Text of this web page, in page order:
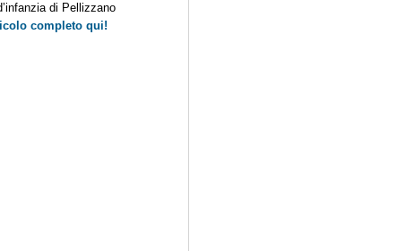
di Pellizzano
completo qui!